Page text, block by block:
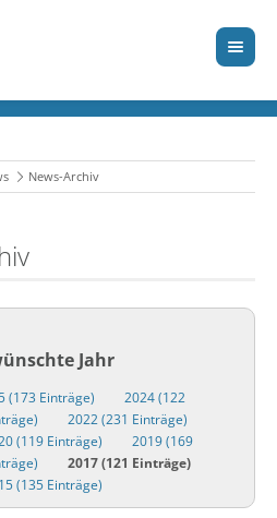
News-Archiv
Jahr
(173 Einträge)
2024 (122
2022 (231 Einträge)
(119 Einträge)
2019 (169
2017 (121 Einträge)
(135 Einträge)